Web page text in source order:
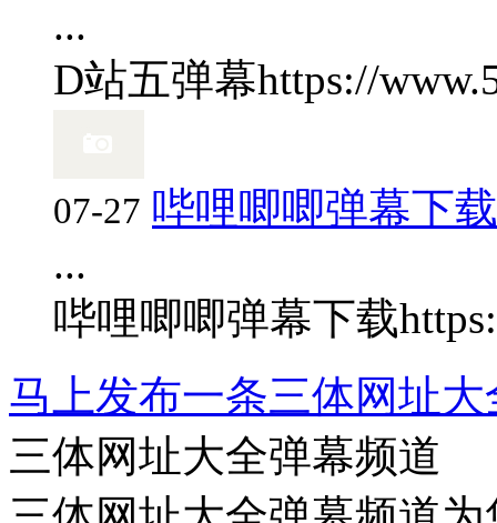
...
D站五弹幕https://
07-27 哔哩唧唧弹幕下载
...
哔哩唧唧弹幕下载
马上发布一条三体网址
三体网址大全弹幕频道